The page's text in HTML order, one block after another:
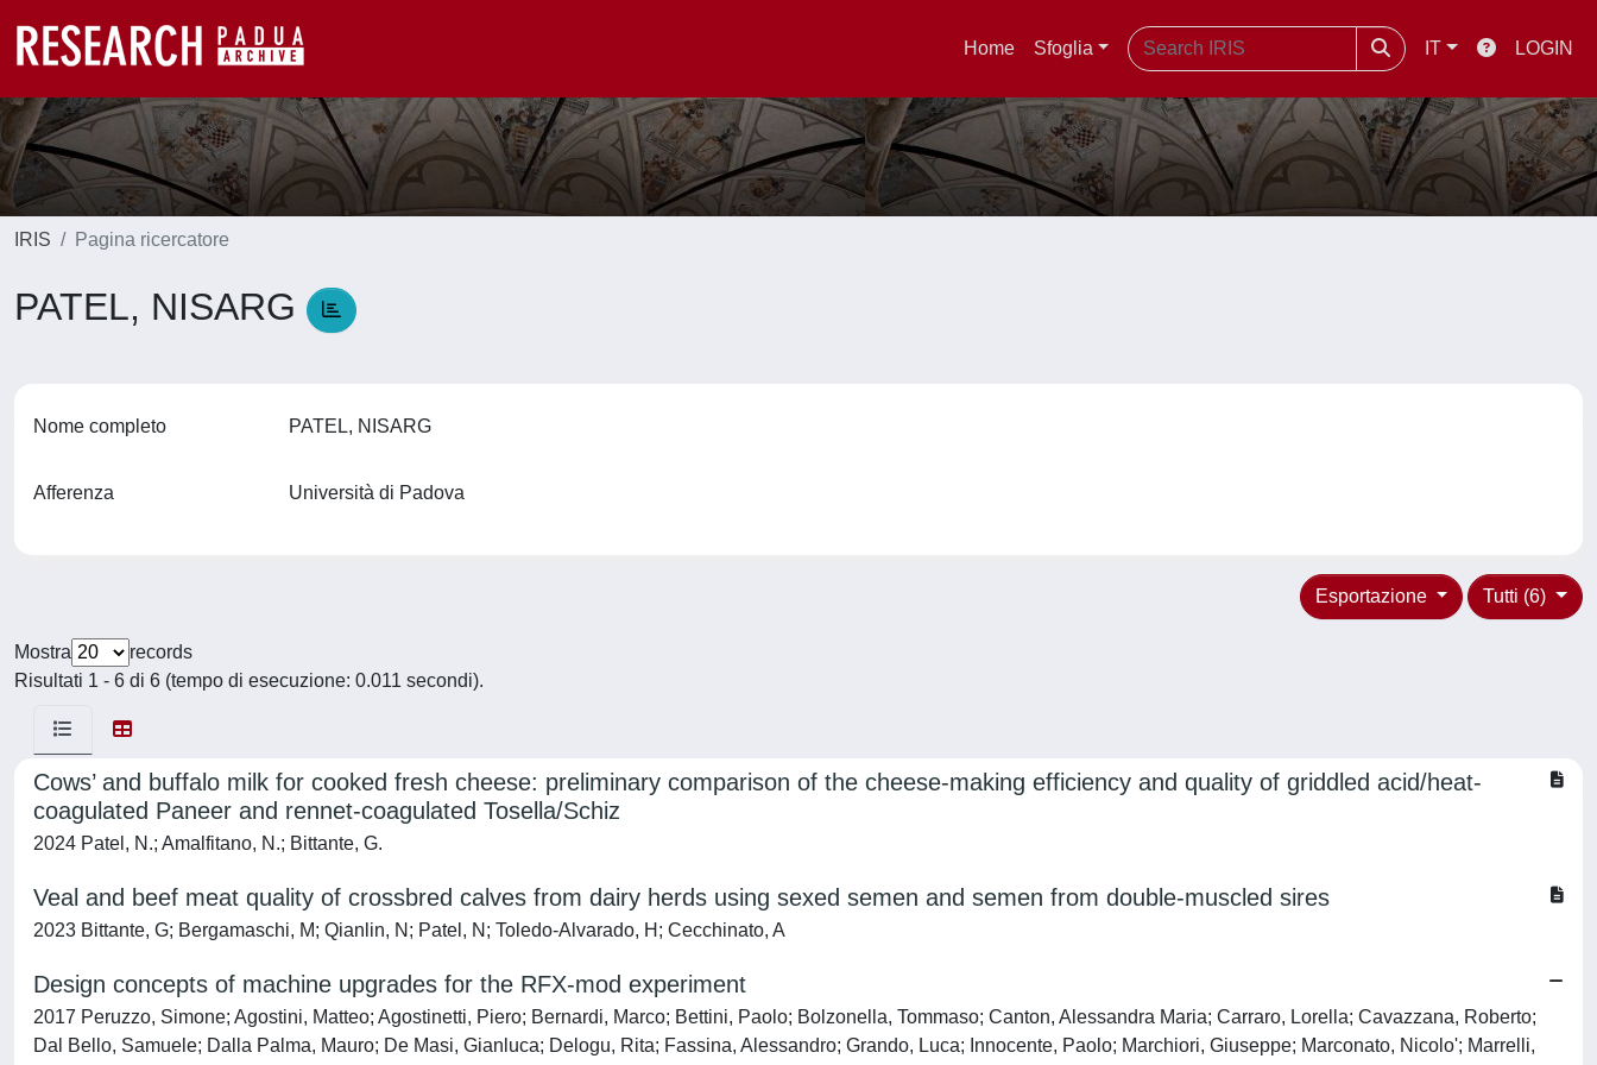
Home Sfoglia IT LOGIN
IRIS Pagina ricercatore
PATEL, NISARG
Nome completo PATEL, NISARG
Afferenza Università di Padova
Tutti (6)
Esportazione
Mostra
records
Risultati 1 - 6 di 6 (tempo di esecuzione: 0.011 secondi).
Cows’ and buffalo milk for cooked fresh cheese: preliminary comparison of the cheese-making efficiency and quality of griddled acid/heat-
coagulated Paneer and rennet-coagulated Tosella/Schiz
2024 Patel, N.; Amalfitano, N.; Bittante, G.
Veal and beef meat quality of crossbred calves from dairy herds using sexed semen and semen from double-muscled sires
2023 Bittante, G; Bergamaschi, M; Qianlin, N; Patel, N; Toledo-Alvarado, H; Cecchinato, A
Design concepts of machine upgrades for the RFX-mod experiment
2017 Peruzzo, Simone; Agostini, Matteo; Agostinetti, Piero; Bernardi, Marco; Bettini, Paolo; Bolzonella, Tommaso; Canton, Alessandra Maria; Carraro, Lorella; Cavazzana, Roberto;
Dal Bello, Samuele; Dalla Palma, Mauro; De Masi, Gianluca; Delogu, Rita; Fassina, Alessandro; Grando, Luca; Innocente, Paolo; Marchiori, Giuseppe; Marconato, Nicolo'; Marrelli,